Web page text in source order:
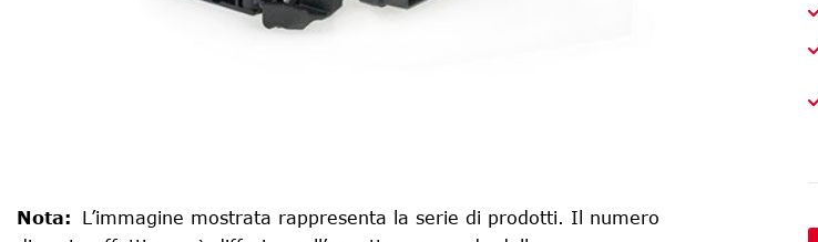
Nota: L’immagine mostrata rappresenta la serie di prodotti. Il numero